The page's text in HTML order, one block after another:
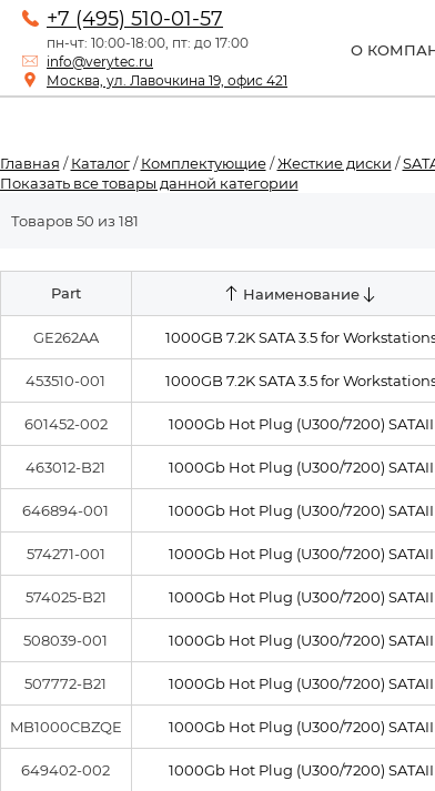
+7 (495) 510-01-57
пн-чт: 10:00-18:00, пт: до 17:00
info@verytec.ru
Москва, ул. Лавочкина 19, офис 421
О
Главная /Каталог/Комплектующие/Жесткие диски /
Показать все товары данной категории
Товаров 50 из 181
Part Наименование
GE262AA 1000GB 7.2K SATA 3.5 for
453510-001 1000GB 7.2K SATA 3.5 for
601452-002 1000Gb Hot Plug (U300/7200) SATAII
463012-B21 1000Gb Hot Plug (U300/7200) SATAII
646894-001 1000Gb Hot Plug (U300/7200) SATAII
574271-001 1000Gb Hot Plug (U300/7200) SATAII
574025-B21 1000Gb Hot Plug (U300/7200) SATAII
508039-001 1000Gb Hot Plug (U300/7200) SATAII
507772-B21 1000Gb Hot Plug (U300/7200) SATAII
MB1000CBZQE 1000Gb Hot Plug (U300/7200) SATAII
649402-002 1000Gb Hot Plug (U300/7200) SATAII